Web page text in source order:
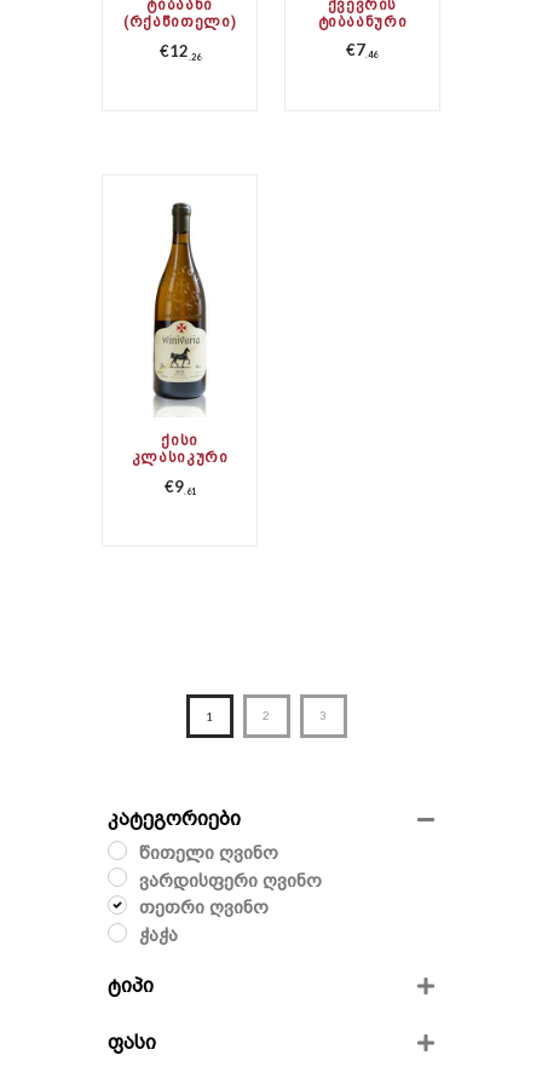
ᲢᲘᲑᲐᲐᲜᲘ
(ᲠᲥᲐᲬᲘᲗᲔᲚᲘ)
€12 26
ᲥᲕᲔᲕᲠᲘᲡ
ᲢᲘᲑᲐᲐᲜᲣᲠᲘ
€7 46
ᲥᲘᲡᲘ
ᲙᲚᲐᲡᲘᲙᲣᲠᲘ
€9 61
1 2 3
კატეგორიები
წითელი ღვინო
ვარდისფერი ღვინო
თეთრი ღვინო
ჭაჭა
ტიპი
ნახევრად მშრალი
ფასი